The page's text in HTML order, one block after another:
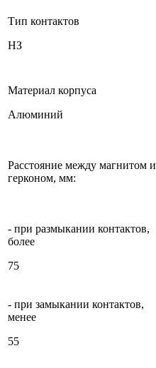
Тип контактов
НЗ
Материал корпуса
Алюминий
Расстояние между магнитом и
герконом, мм:
- при размыкании контактов,
более
75
- при замыкании контактов,
менее
55